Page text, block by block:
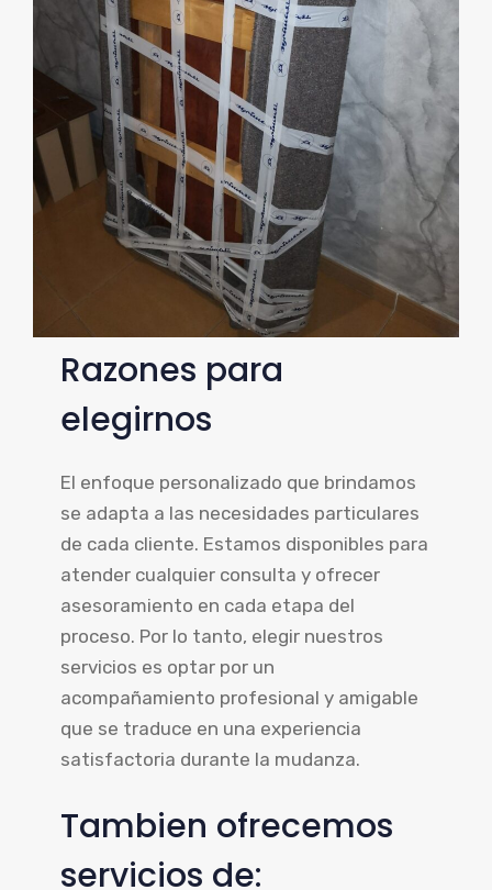
Razones para
elegirnos
El enfoque personalizado que brindamos
se adapta a las necesidades particulares
de cada cliente. Estamos disponibles para
atender cualquier consulta y ofrecer
asesoramiento en cada etapa del
proceso. Por lo tanto, elegir nuestros
servicios es optar por un
acompañamiento profesional y amigable
que se traduce en una experiencia
satisfactoria durante la mudanza.
Tambien ofrecemos
servicios de: